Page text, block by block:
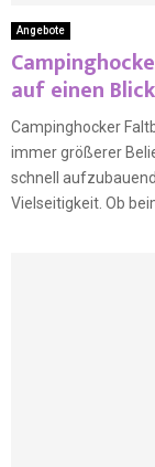
Angebote
auf einen Blick
Campinghocker
immer größerer
schnell
Vielseitigkeit. Ob